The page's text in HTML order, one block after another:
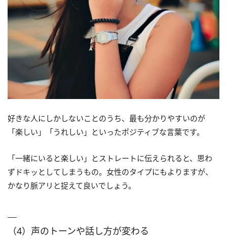
好きな人にしかしないことのうち、最も分かりやすいのが
「楽しい」「うれしい」といったポジティブな言葉です。
「一緒にいると楽しい」とストレートに伝えられると、思わ
ずドキッとしてしまうもの。女性のタイプにもよりますが、
かなり脈アリと捉えて良いでしょう。
（4）声のトーンや話し方が変わる